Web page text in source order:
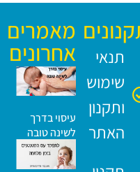
תנאי
שימוש
ותקנון
האתר
מאמרים
אחרונים
עיסוי בדרך
לשינה טובה